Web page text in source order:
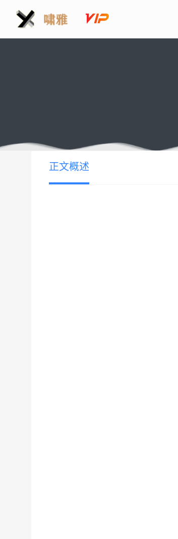
正文概述